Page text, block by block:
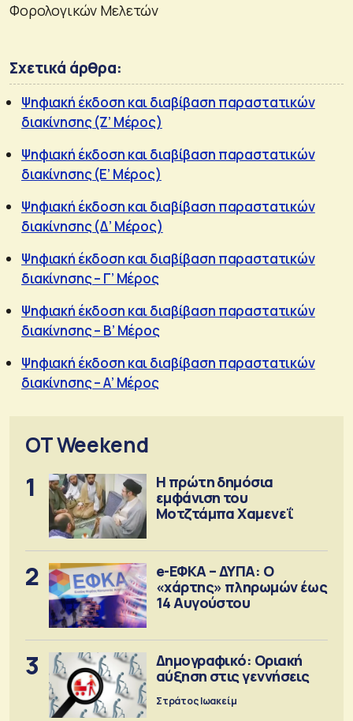
Φορολογικών Μελετών
Σχετικά άρθρα:
Ψηφιακή έκδοση και διαβίβαση παραστατικών
διακίνησης (Ζ’ Μέρος)
Ψηφιακή έκδοση και διαβίβαση παραστατικών
διακίνησης (Ε’ Μέρος)
Ψηφιακή έκδοση και διαβίβαση παραστατικών
διακίνησης (Δ’ Μέρος)
Ψηφιακή έκδοση και διαβίβαση παραστατικών
διακίνησης – Γ’ Μέρος
Ψηφιακή έκδοση και διαβίβαση παραστατικών
διακίνησης – Β’ Μέρος
Ψηφιακή έκδοση και διαβίβαση παραστατικών
διακίνησης – Α’ Μέρος
OT Weekend
1
Η πρώτη δημόσια
εμφάνιση του
Μοτζτάμπα Χαμενεΐ
2
e-ΕΦΚΑ – ΔΥΠΑ: Ο
«χάρτης» πληρωμών έως
14 Αυγούστου
3
Δημογραφικό: Οριακή
αύξηση στις γεννήσεις
Στράτος Ιωακείμ